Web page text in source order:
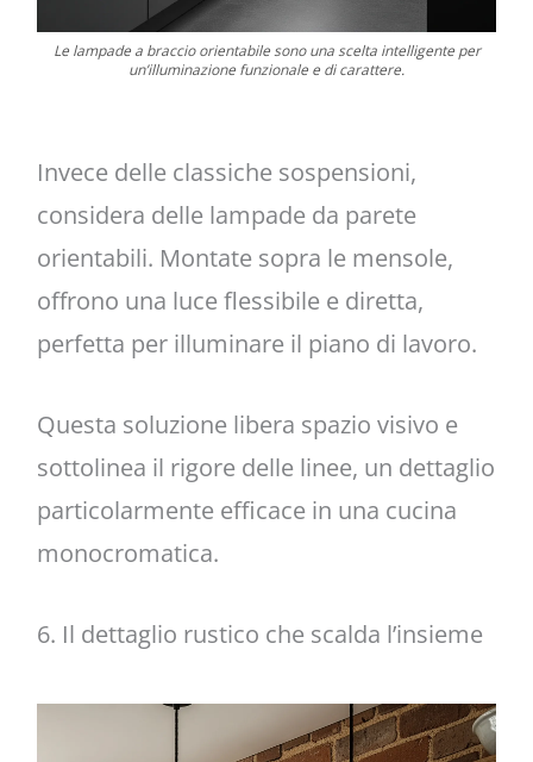
Le lampade a braccio orientabile sono una scelta intelligente per
un’illuminazione funzionale e di carattere.
Invece delle classiche sospensioni,
considera delle lampade da parete
orientabili. Montate sopra le mensole,
offrono una luce flessibile e diretta,
perfetta per illuminare il piano di lavoro.
Questa soluzione libera spazio visivo e
sottolinea il rigore delle linee, un dettaglio
particolarmente efficace in una cucina
monocromatica.
6. Il dettaglio rustico che scalda l’insieme